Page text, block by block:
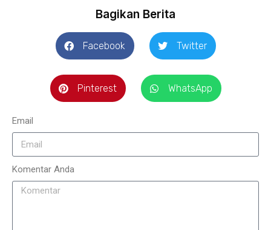
Bagikan Berita
Facebook Twitter
Pinterest WhatsApp
Email
Komentar Anda